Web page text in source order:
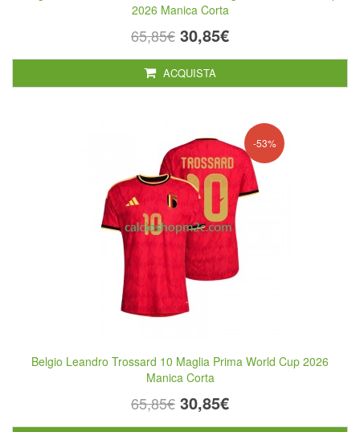
2026 Manica Corta
65,85€ 30,85€
ACQUISTA
-53%
Belgio Leandro Trossard 10 Maglia Prima World Cup 2026
Manica Corta
65,85€ 30,85€